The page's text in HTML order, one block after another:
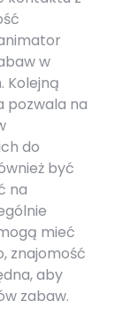
w
Kolejną
pozwala na
do
być
na
mieć
znajomość
aby
zabaw.